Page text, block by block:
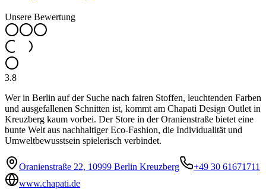
Unsere Bewertung
3.8
Wer in Berlin auf der Suche nach fairen Stoffen, leuchtenden Farben
und ausgefallenen Schnitten ist, kommt am Chapati Design Outlet in
Kreuzberg kaum vorbei. Der Store in der Oranienstraße bietet eine
bunte Welt aus nachhaltiger Eco-Fashion, die Individualität und
Umweltbewusstsein spielerisch verbindet.
Oranienstraße 22, 10999 Berlin Kreuzberg
+49 30 61671711
www.chapati.de